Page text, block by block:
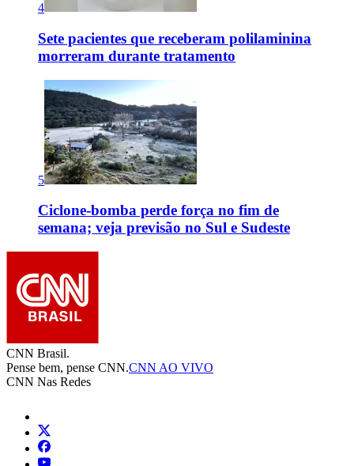
4
Sete pacientes que receberam polilaminina
morreram durante tratamento
5
Ciclone-bomba perde força no fim de
semana; veja previsão no Sul e Sudeste
CNN Brasil.
Pense bem, pense CNN.CNN AO VIVO
CNN Nas Redes